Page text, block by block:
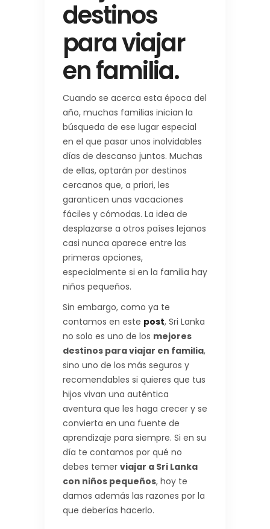
destinos
para viajar
en familia.
Cuando se acerca esta época del
año, muchas familias inician la
búsqueda de ese lugar especial
en el que pasar unos inolvidables
días de descanso juntos. Muchas
de ellas, optarán por destinos
cercanos que, a priori, les
garanticen unas vacaciones
fáciles y cómodas. La idea de
desplazarse a otros países lejanos
casi nunca aparece entre las
primeras opciones,
especialmente si en la familia hay
niños pequeños.
Sin embargo, como ya te
contamos en este post, Sri Lanka
no solo es uno de los mejores
destinos para viajar en familia,
sino uno de los más seguros y
recomendables si quieres que tus
hijos vivan una auténtica
aventura que les haga crecer y se
convierta en una fuente de
aprendizaje para siempre. Si en su
día te contamos por qué no
debes temer viajar a Sri Lanka
con niños pequeños, hoy te
damos además las razones por la
que deberías hacerlo.